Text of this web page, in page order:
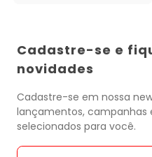
Cadastre-se e
novidades
Cadastre-se em nossa
lançamentos, campanhas
selecionados para você.